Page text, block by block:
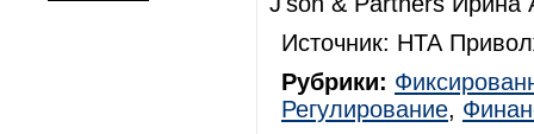
Источник: НТА
Рубрики:
Регулирование,